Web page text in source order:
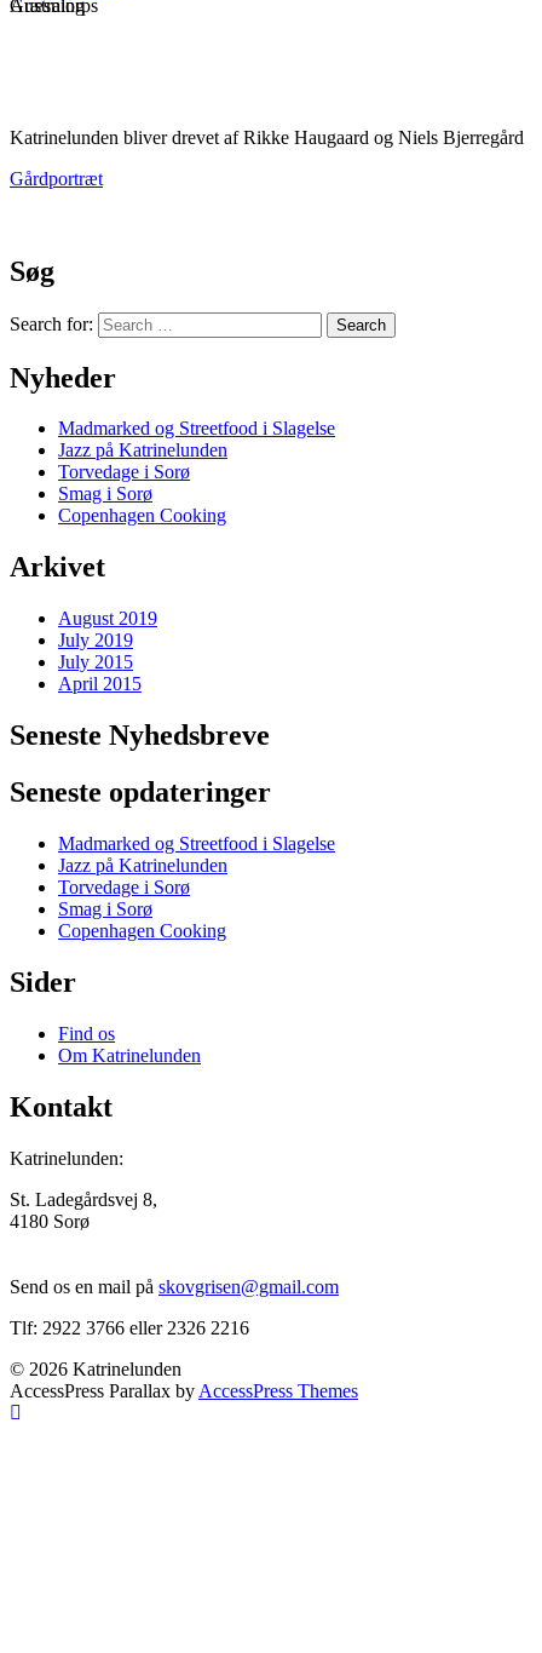
Australorps
Græsning
Katrinelunden bliver drevet af Rikke Haugaard og Niels Bjerregård
Gårdportræt
Søg
Search for:
Nyheder
Madmarked og Streetfood i Slagelse
Jazz på Katrinelunden
Torvedage i Sorø
Smag i Sorø
Copenhagen Cooking
Arkivet
August 2019
July 2019
July 2015
April 2015
Seneste Nyhedsbreve
Seneste opdateringer
Madmarked og Streetfood i Slagelse
Jazz på Katrinelunden
Torvedage i Sorø
Smag i Sorø
Copenhagen Cooking
Sider
Find os
Om Katrinelunden
Kontakt
Katrinelunden:
St. Ladegårdsvej 8,
4180 Sorø
Send os en mail på skovgrisen@gmail.com
Tlf: 2922 3766 eller 2326 2216
© 2026 Katrinelunden
AccessPress Parallax by AccessPress Themes